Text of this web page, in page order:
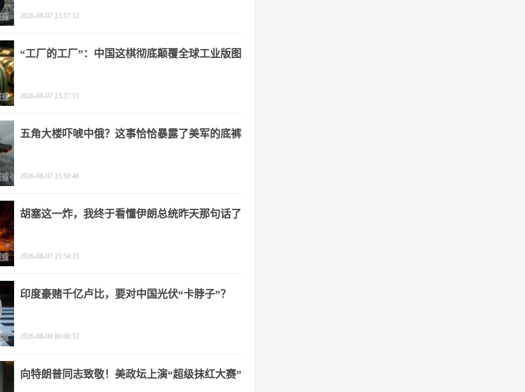
2026-08-07 23:57:53
“工厂的工厂”：中国这棋彻底颠覆全球工业版图
2026-08-07 23:27:11
五角大楼吓唬中俄？这事恰恰暴露了美军的底裤
2026-08-07 23:50:46
胡塞这一炸，我终于看懂伊朗总统昨天那句话了
2026-08-07 23:54:35
印度豪赌千亿卢比，要对中国光伏“卡脖子”？
2026-08-08 00:00:53
向特朗普同志致敬！美政坛上演“超级抹红大赛”